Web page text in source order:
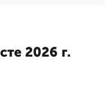
2026 г.